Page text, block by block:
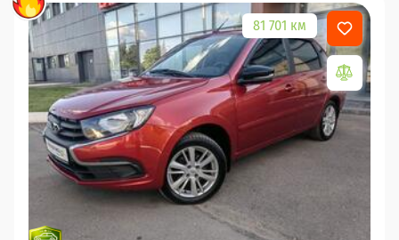
81 701 км